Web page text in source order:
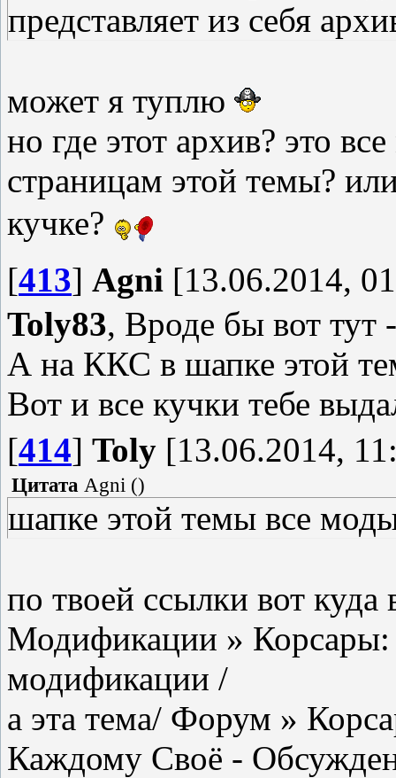
представляет из себя
может я туплю
но где этот архив? это
страницам этой темы?
кучке?
[413] Agni [13.06.2014,
Toly83, Вроде бы вот тут
А на ККС в шапке этой
Вот и все кучки тебе
[414] Toly [13.06.2014,
Цитата Agni ()
шапке этой темы все
по твоей ссылки вот
Модификации »
модификации /
а эта тема/ Форум »
Каждому Своё -